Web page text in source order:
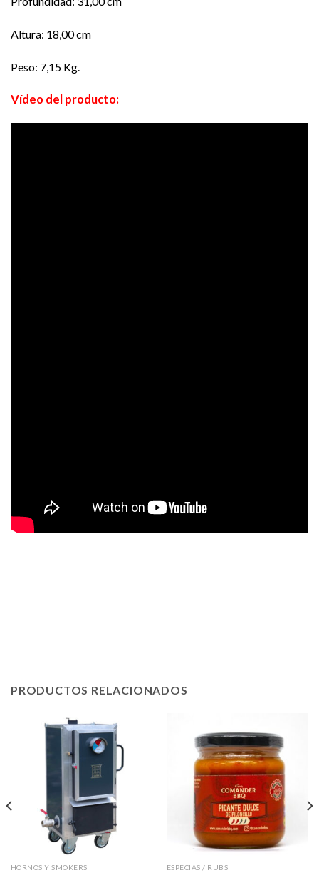
Altura: 18,00 cm
Peso: 7,15 Kg.
Vídeo del producto:
PRODUCTOS RELACIONADOS
HORNOS Y SMOKERS ESPECIAS / RUBS